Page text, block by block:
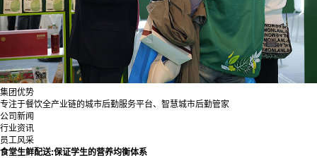
集团优势
专注于餐饮全产业链的城市后勤服务平台、智慧城市后勤管家
公司新闻
行业资讯
员工风采
食堂生鲜配送:保证学生的营养均衡体系